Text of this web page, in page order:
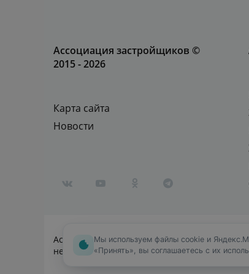
Ассоциация застройщиков ©
2015 - 2026
Карта сайта
Новости
Ассоциация застройщиков —
недвижимости от «Эконом» до «Бизнес-
Мы используем файлы cookie и
«Принять», вы соглашаетесь с их